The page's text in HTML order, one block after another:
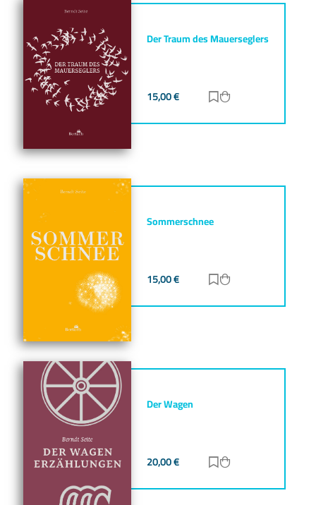
Der Traum des Mauerseglers
15,00€ Zur Merkliste
Sommerschnee
15,00€ Zur Merkliste
Der Wagen
20,00€ Zur Merkliste